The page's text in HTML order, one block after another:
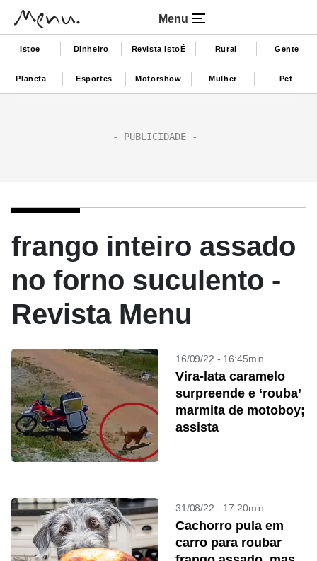
Menu
Istoe Dinheiro Revista IstoÉ Rural Gente
Planeta Esportes Motorshow Mulher Pet
frango inteiro assado
no forno suculento -
Revista Menu
16/09/22 - 16:45min
Vira-lata caramelo
surpreende e ‘rouba’
marmita de motoboy;
assista
31/08/22 - 17:20min
Cachorro pula em
carro para roubar